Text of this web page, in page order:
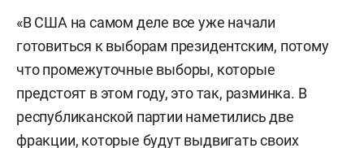
«В США на самом деле все уже начали
готовиться к выборам президентским, потому
что промежуточные выборы, которые
предстоят в этом году, это так, разминка. В
республиканской партии наметились две
фракции, которые будут выдвигать своих